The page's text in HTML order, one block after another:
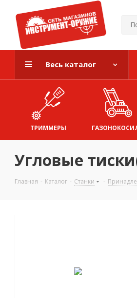
Весь каталог
ТРИММЕРЫ
Угловые
Главная - Каталог - Станки -